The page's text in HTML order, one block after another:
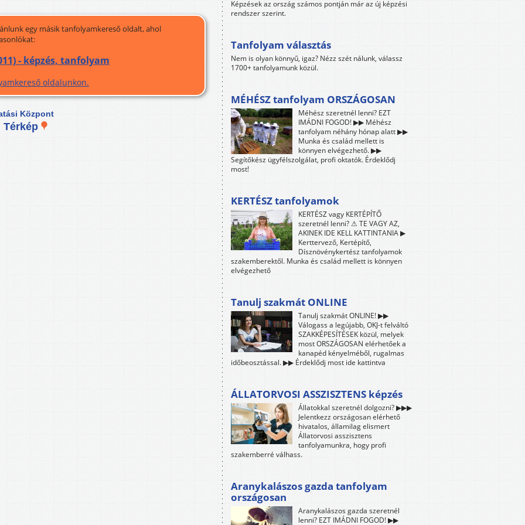
egy másik tanfolyamkereső oldalt, ahol
- képzés, tanfolyam
oldalunkon.
Központ
Térkép
Képzések az ország számos pontján már az új képzési
rendszer szerint.
Tanfolyam választás
Nem is olyan könnyű, igaz? Nézz szét nálunk, válassz
1700+ tanfolyamunk közül.
MÉHÉSZ tanfolyam ORSZÁGOSAN
Méhész szeretnél lenni? EZT
IMÁDNI FOGOD! ▶▶ Méhész
tanfolyam néhány hónap alatt ▶▶
Munka és család mellett is
könnyen elvégezhető. ▶▶
Segítőkész ügyfélszolgálat, profi oktatók. Érdeklődj
most!
KERTÉSZ tanfolyamok
KERTÉSZ vagy KERTÉPÍTŐ
szeretnél lenni? ⚠ TE VAGY AZ,
AKINEK IDE KELL KATTINTANIA ▶
Kerttervező, Kertépítő,
Dísznövénykertész tanfolyamok
szakemberektől. Munka és család mellett is könnyen
elvégezhető
Tanulj szakmát ONLINE
Tanulj szakmát ONLINE! ▶▶
Válogass a legújabb, OKJ-t felváltó
SZAKKÉPESÍTÉSEK közül, melyek
most ORSZÁGOSAN elérhetőek a
kanapéd kényelméből, rugalmas
időbeosztással. ▶▶ Érdeklődj most ide kattintva
ÁLLATORVOSI ASSZISZTENS képzés
Állatokkal szeretnél dolgozni? ▶▶▶
Jelentkezz országosan elérhető
hivatalos, államilag elismert
Állatorvosi asszisztens
tanfolyamunkra, hogy profi
szakemberré válhass.
Aranykalászos gazda tanfolyam
országosan
Aranykalászos gazda szeretnél
lenni? EZT IMÁDNI FOGOD! ▶▶